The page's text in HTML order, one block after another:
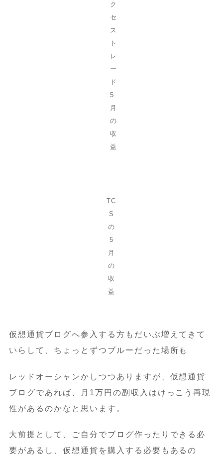
ク
セ
ス
ト
レ
ー
ド
5
月
の
収
益
TC
S
の
5
月
の
収
益
仮想通貨ブログへ参入する方もだいぶ増えてきて
いらして、ちょっとずつブルーだった場所も
レッドオーシャンかしつつありますが、仮想通貨
ブログであれば、月1万円の副収入はけっこう再現
性があるのかなと思います。
大前提として、ご自分でブログ作ったりできる必
要があるし、仮想通貨を購入する必要もあるの